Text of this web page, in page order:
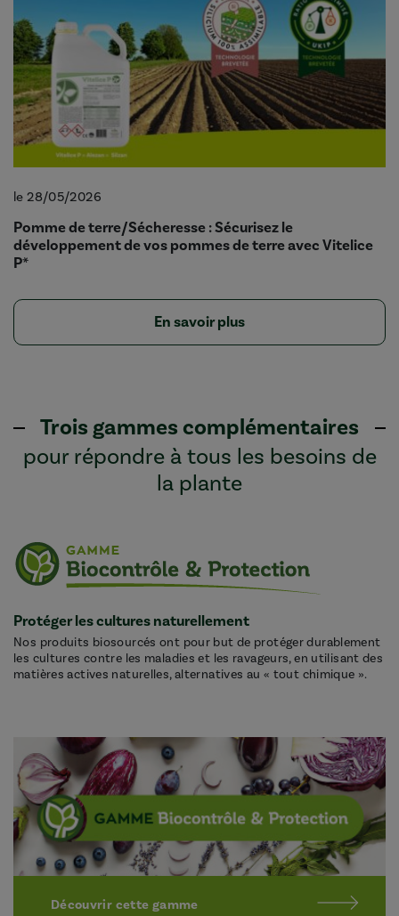
le 28/05/2026
Pomme de terre/Sécheresse : Sécurisez le
développement de vos pommes de terre avec Vitelice
P*
En savoir plus
Trois gammes complémentaires
pour répondre à tous les besoins de
la plante
Protéger les cultures naturellement
Nos produits biosourcés ont pour but de protéger durablement
les cultures contre les maladies et les ravageurs, en utilisant des
matières actives naturelles, alternatives au « tout chimique ».
Découvrir cette gamme